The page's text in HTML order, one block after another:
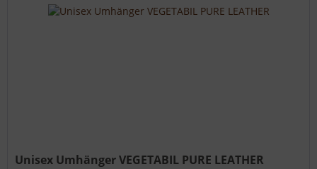
Unisex Umhänger VEGETABIL PURE LEATHER